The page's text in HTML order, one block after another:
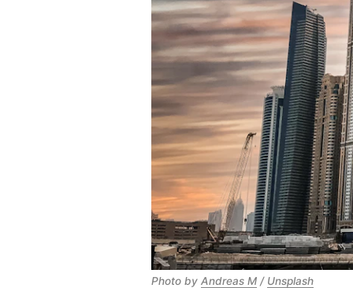
Photo by Andreas M / Unsplash